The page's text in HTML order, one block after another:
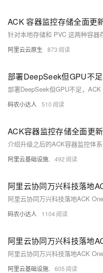
阿里云云原生 873
码农小达人 510
介绍升级之后的ACK容器监控体
阿里云基础设施. 492
码农小达人 1104
阿里云基础设施. 605